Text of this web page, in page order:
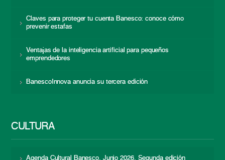
Claves para proteger tu cuenta Banesco: conoce cómo
prevenir estafas
Ventajas de la inteligencia artificial para pequeños
emprendedores
BanescoInnova anuncia su tercera edición
CULTURA
Agenda Cultural Banesco. Junio 2026. Segunda edición